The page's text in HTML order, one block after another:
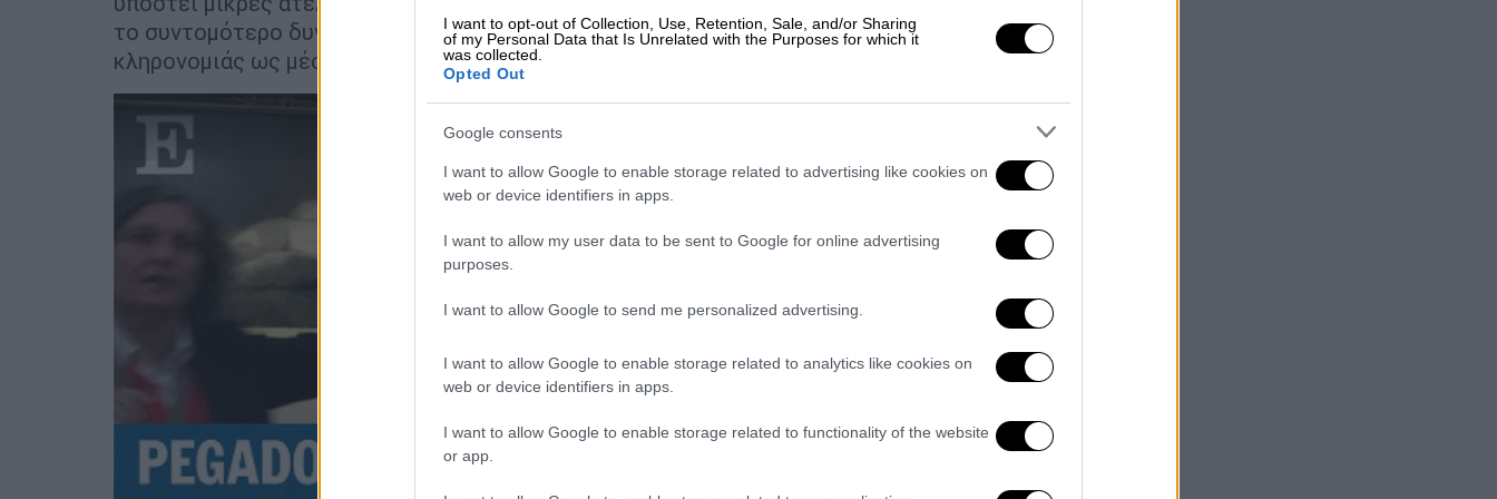
I want to opt-out of Collection, Use, Retention, Sale, and/or Sharing
of my Personal Data that Is Unrelated with the Purposes for which it
was collected.
Opted Out
Google consents
I want to allow Google to enable storage related to advertising like cookies on
web or device identifiers in apps.
I want to allow my user data to be sent to Google for online advertising
purposes.
I want to allow Google to send me personalized advertising.
I want to allow Google to enable storage related to analytics like cookies on
web or device identifiers in apps.
I want to allow Google to enable storage related to functionality of the website
or app.
το συντομότερο δυνατό. Απορρίπτουμε τον κίνδυνο της πολιτιστικής
κληρονομιάς ως μέσο διαμαρτυρίας».